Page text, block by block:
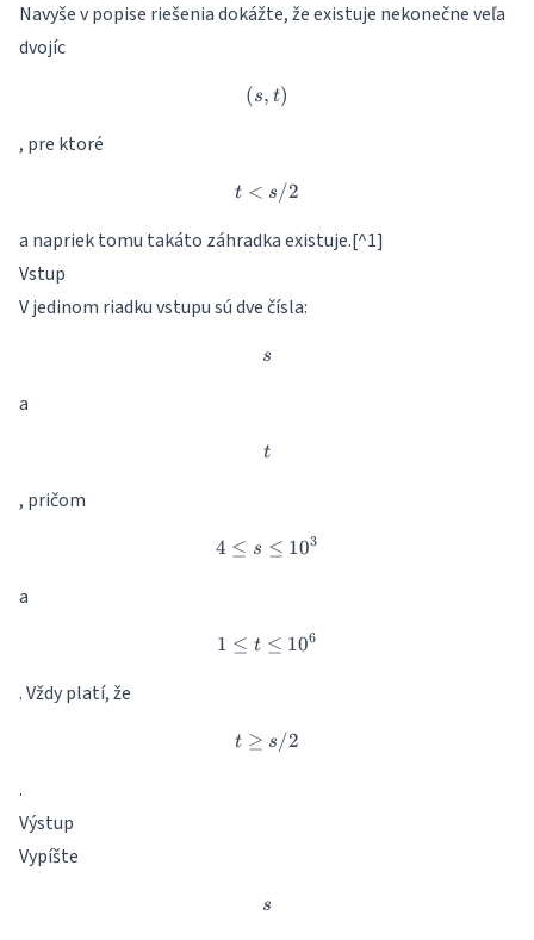
Navyše v popise riešenia dokážte, že existuje nekonečne veľa
dvojíc
(s, t)
(s, t)
, pre ktoré
t < s/2
t < s/2
a napriek tomu takáto záhradka existuje.[^1]
Vstup
V jedinom riadku vstupu sú dve čísla:
s
s
a
t
t
, pričom
4\leq s\leq 10^3
4 ≤ s ≤ 103
a
1\leq t\leq 10^6
1 ≤ t ≤ 106
. Vždy platí, že
t \geq s/2
t ≥ s/2
.
Výstup
Vypíšte
s
s